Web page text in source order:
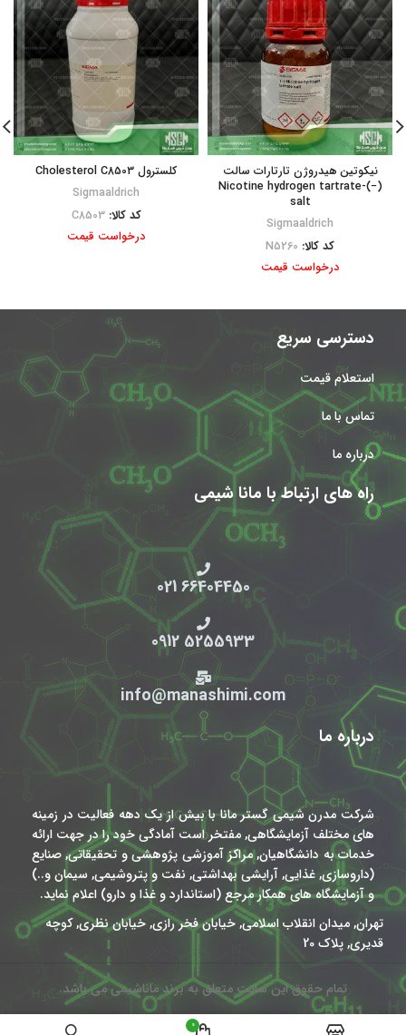
نیکوتین هیدروژن تارتارات سالت
(−)-Nicotine hydrogen tartrate
salt
Sigmaaldrich
کد کالا: N5260
درخواست قیمت
کلسترول Cholesterol C8503
Sigmaaldrich
کد کالا:C8503
درخواست قیمت
دسترسی سریع
استعلام قیمت
تماس با ما
درباره ما
راه های ارتباط با مانا شیمی
66404450 021
5255933 0912
info@manashimi.com
درباره ما
شرکت مدرن شیمی گستر مانا با بیش از یک دهه فعالیت در زمینه
های مختلف آزمایشگاهی, مفتخر است آمادگی خود را در جهت ارائه
خدمات به دانشگاهیان, مراکز آموزشی پژوهشی و تحقیقاتی, صنایع
(داروسازی, غذایی, آرایشی بهداشتی, نفت و پتروشیمی, سیمان و..)
و آزمایشگاه های همکار مرجع (استاندارد و غذا و دارو) اعلام نماید.
تهران, میدان انقلاب اسلامی, خیابان فخر رازی, خیابان نظری, کوچه
قدیری, پلاک 20
تمام حقوق این سایت متعلق به برند ماناشیمی می باشد.
0